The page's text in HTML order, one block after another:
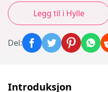
Legg til i Hylle
Del:
Introduksjon